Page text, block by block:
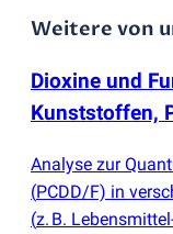
Weitere von
Dioxine und
Kunststoffen,
Analyse zur
(PCDD/F) in
(z. B.